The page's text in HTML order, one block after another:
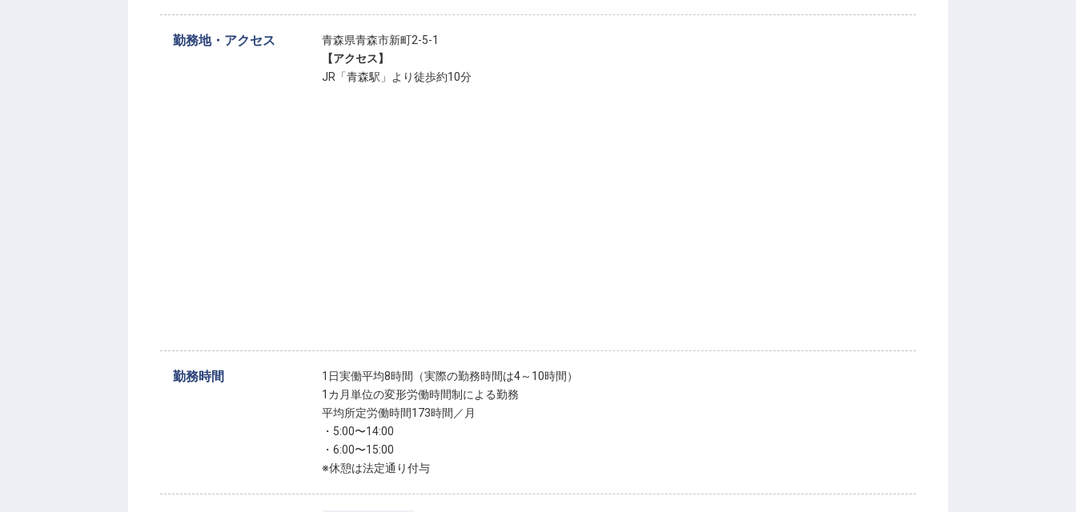
勤務地・アクセス
青森県青森市新町2-5-1
【アクセス】
JR「青森駅」より徒歩約10分
勤務時間
1日実働平均8時間（実際の勤務時間は4～10時間）
1カ月単位の変形労働時間制による勤務
平均所定労働時間173時間／月
・5:00〜14:00
・6:00〜15:00
※休憩は法定通り付与